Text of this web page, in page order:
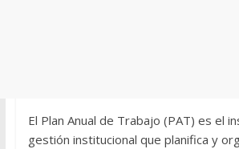
El Plan Anual de Trabajo (PAT) es el
gestión institucional que planifica y